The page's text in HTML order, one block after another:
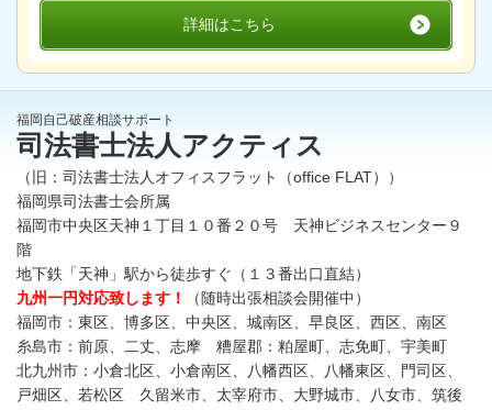
詳細はこちら
福岡自己破産相談サポート
司法書士法人アクティス
（旧：司法書士法人オフィスフラット（office FLAT））
福岡県司法書士会所属
福岡市中央区天神１丁目１０番２０号 天神ビジネスセンター９
階
地下鉄「天神」駅から徒歩すぐ（１３番出口直結）
九州一円対応致します！
（随時出張相談会開催中）
福岡市：東区、博多区、中央区、城南区、早良区、西区、南区
糸島市：前原、二丈、志摩 糟屋郡：粕屋町、志免町、宇美町
北九州市：小倉北区、小倉南区、八幡西区、八幡東区、門司区、
戸畑区、若松区 久留米市、太宰府市、大野城市、八女市、筑後